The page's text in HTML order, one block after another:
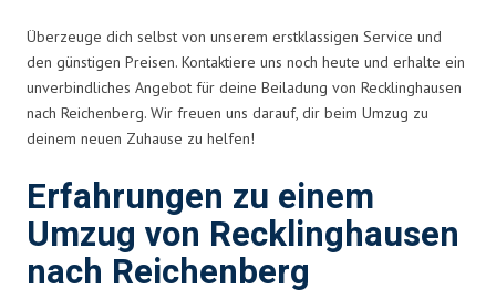
Überzeuge dich selbst von unserem erstklassigen Service und
den günstigen Preisen. Kontaktiere uns noch heute und erhalte ein
unverbindliches Angebot für deine Beiladung von Recklinghausen
nach Reichenberg. Wir freuen uns darauf, dir beim Umzug zu
deinem neuen Zuhause zu helfen!
Erfahrungen zu einem
Umzug von Recklinghausen
nach Reichenberg